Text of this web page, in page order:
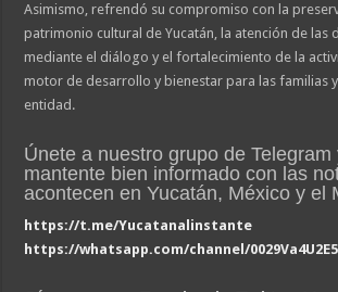
Asimismo, refrendó su compromiso con la
patrimonio cultural de Yucatán, la atención de las
mediante el diálogo y el fortalecimiento de la
motor de desarrollo y bienestar para las familias
entidad.
Únete a nuestro grupo de
mantente bien informado con las
acontecen en Yucatán, México y el
https://t.me/Yucatanalinstante
https://whatsapp.com/channel/